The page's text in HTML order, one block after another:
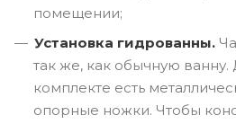
помещении;
Установка гидрованны.
так же, как обычную
комплекте есть
опорные ножки. Чтобы